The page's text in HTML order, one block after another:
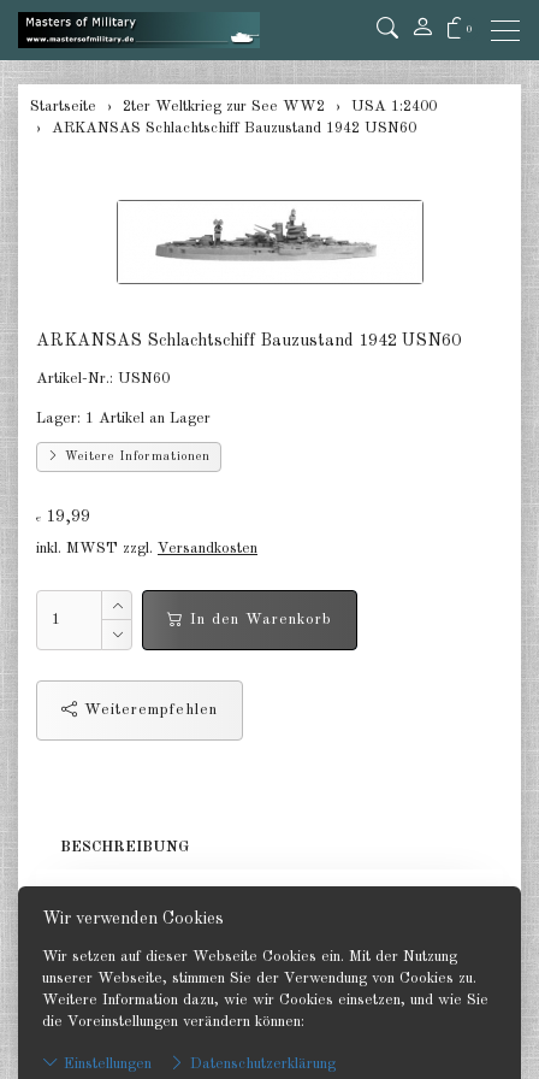
Wir verwenden Cookies
Wir setzen auf dieser Webseite Cookies ein. Mit der Nutzung
unserer Webseite, stimmen Sie der Verwendung von Cookies zu.
Weitere Information dazu, wie wir Cookies einsetzen, und wie Sie
die Voreinstellungen verändern können:
Einstellungen Datenschutzerklärung
0
zurück
Japan 1:285
Japan 1:2400
Alliierte 1:285/300
Frankreich 1:2400
Russland 1:2400
DE EN
Startseite 2ter Weltkrieg zur See WW2
USA 1:2400
ARKANSAS Schlachtschiff Bauzustand 1942 USN60
ARKANSAS Schlachtschiff Bauzustand 1942 USN60
Artikel-Nr.: USN60
Lager: 1 Artikel an Lager
Weitere Informationen
€ 19,99
inkl. MWST zzgl. Versandkosten
In den Warenkorb
Weiterempfehlen
BESCHREIBUNG
Zurück